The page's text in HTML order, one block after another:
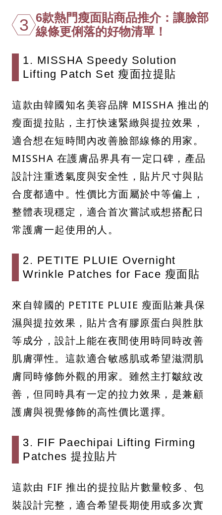
3 6款熱門瘦面貼商品推介：讓臉部
線條更俐落的好物清單！
1. MISSHA Speedy Solution
Lifting Patch Set 瘦面拉提貼
這款由韓國知名美容品牌 MISSHA 推出的
瘦面提拉貼，主打快速緊緻與提拉效果，
適合想在短時間內改善臉部線條的用家。
MISSHA 在護膚品界具有一定口碑，產品
設計注重透氣度與安全性，貼片尺寸與貼
合度都適中。性價比方面屬於中等偏上，
整體表現穩定，適合首次嘗試或想搭配日
常護膚一起使用的人。
2. PETITE PLUIE Overnight
Wrinkle Patches for Face 瘦面貼
來自韓國的 PETITE PLUIE 瘦面貼兼具保
濕與提拉效果，貼片含有膠原蛋白與胜肽
等成分，設計上能在夜間使用時同時改善
肌膚彈性。這款適合敏感肌或希望滋潤肌
膚同時修飾外觀的用家。雖然主打皺紋改
善，但同時具有一定的拉力效果，是兼顧
護膚與視覺修飾的高性價比選擇。
3. FIF Paechipai Lifting Firming
Patches 提拉貼片
這款由 FIF 推出的提拉貼片數量較多、包
裝設計完整，適合希望長期使用或多次實